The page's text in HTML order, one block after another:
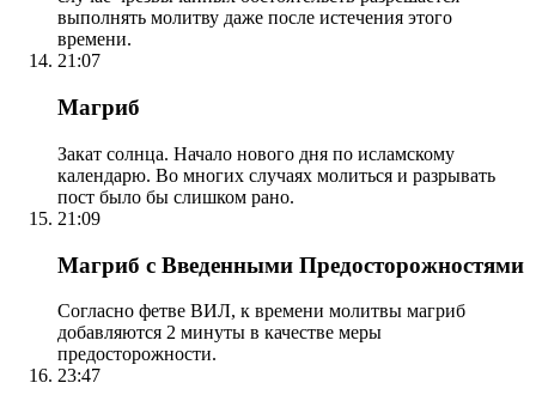
выполнять молитву даже после истечения этого
времени.
21:07
Магриб
Закат солнца. Начало нового дня по исламскому
календарю. Во многих случаях молиться и разрывать
пост было бы слишком рано.
21:09
Магриб с Введенными Предосторожностями
Согласно фетве ВИЛ, к времени молитвы магриб
добавляются 2 минуты в качестве меры
предосторожности.
23:47